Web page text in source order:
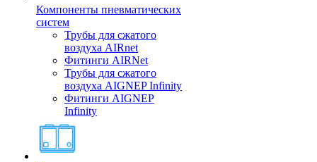
Компоненты пневматических
систем
Трубы для сжатого
воздуха AIRnet
Фитинги AIRNet
Трубы для сжатого
воздуха AIGNEP Infinity
Фитинги AIGNEP
Infinity